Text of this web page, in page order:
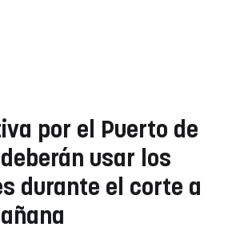
por el Puerto de
usar los
durante el corte a